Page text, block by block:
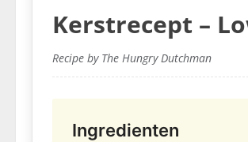
Kerstrecept –
Recipe by The Hungry Dutchman
Ingredienten